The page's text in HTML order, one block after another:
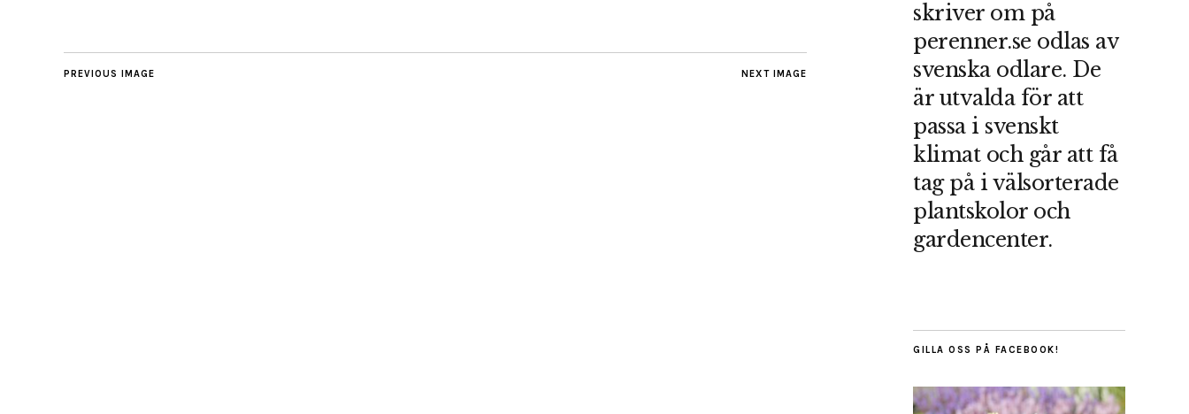
NEXT IMAGE
PREVIOUS IMAGE
skriver om på
perenner.se odlas av
svenska odlare. De
är utvalda för att
passa i svenskt
klimat och går att få
tag på i välsorterade
plantskolor och
gardencenter.
GILLA OSS PÅ FACEBOOK!